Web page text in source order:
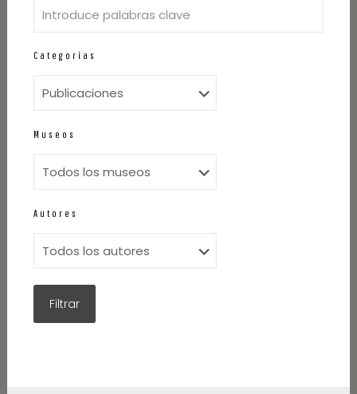
Categorías
Museos
Autores